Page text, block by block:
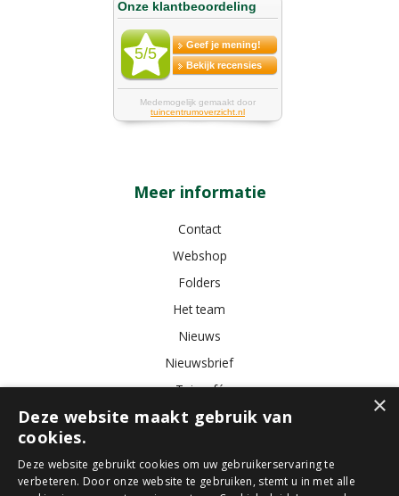
Meer informatie
Contact
Webshop
Folders
Het team
Nieuws
Nieuwsbrief
Tuincafé
Vacatures
Tuincentrum Bloemist Kamerplanten Kunstbloemen Buitenplanten
×
Deze website maakt gebruik van
cookies.
Deze website gebruikt cookies om uw gebruikerservaring te
verbeteren. Door onze website te gebruiken, stemt u in met alle